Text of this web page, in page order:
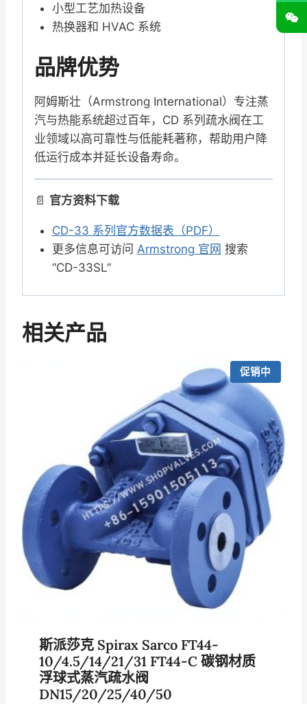
小型工艺加热设备
热换器和 HVAC 系统
品牌优势
阿姆斯壮（Armstrong International）专注蒸
汽与热能系统超过百年，CD 系列疏水阀在工
业领域以高可靠性与低能耗著称，帮助用户降
低运行成本并延长设备寿命。
📄 官方资料下载
CD-33 系列官方数据表（PDF）
更多信息可访问 Armstrong 官网 搜索
“CD-33SL”
相关产品
促销中
斯派莎克 Spirax Sarco FT44-
10/4.5/14/21/31 FT44-C 碳钢材质
浮球式蒸汽疏水阀
DN15/20/25/40/50